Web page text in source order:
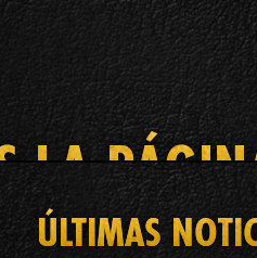
LA
MEMBRESÍA DE ESO PLUS™
ÚLTIMAS